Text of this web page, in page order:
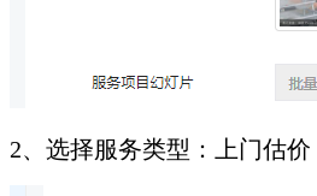
2、选择服务类型：上门估价